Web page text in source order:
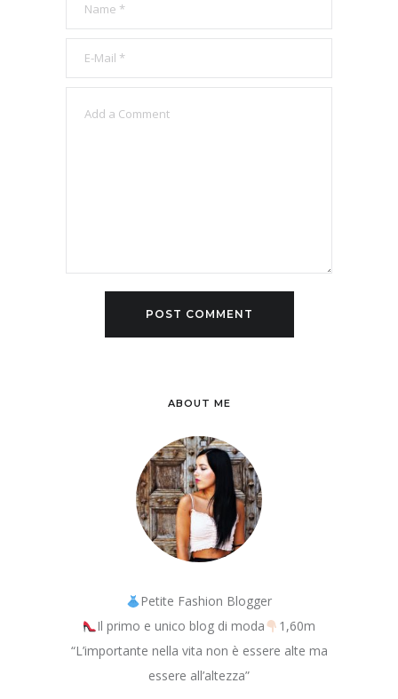
ABOUT ME
Petite Fashion Blogger
Il primo e unico blog di moda
1,60m
“L’importante nella vita non è essere alte ma
essere all’altezza”